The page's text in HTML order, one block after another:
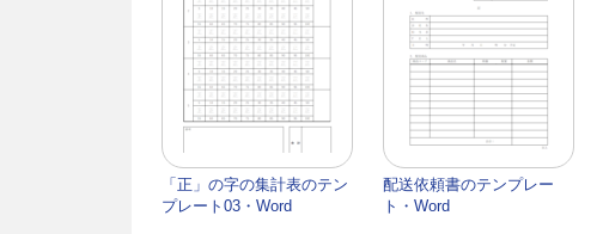
「正」の字の集計表のテン
プレート03・Word
配送依頼書のテンプレー
ト・Word